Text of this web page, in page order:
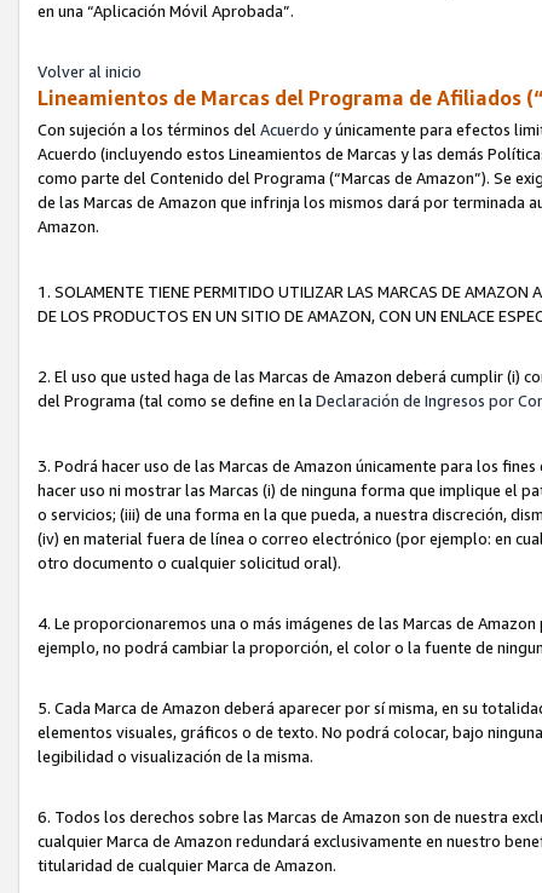
en una “Aplicación Móvil Aprobada”.
Volver al inicio
Lineamientos de Marcas del Programa de Afiliados
Con sujeción a los términos del Acuerdo y únicamente para efectos
Acuerdo (incluyendo estos Lineamientos de Marcas y las demás
como parte del Contenido del Programa (“Marcas de Amazon”). Se
de las Marcas de Amazon que infrinja los mismos dará por terminada
Amazon.
1. SOLAMENTE TIENE PERMITIDO UTILIZAR LAS MARCAS DE
DE LOS PRODUCTOS EN UN SITIO DE AMAZON, CON UN ENLACE
2. El uso que usted haga de las Marcas de Amazon deberá cumplir (i)
del Programa (tal como se define en la Declaración de Ingresos por
3. Podrá hacer uso de las Marcas de Amazon únicamente para los
hacer uso ni mostrar las Marcas (i) de ninguna forma que implique el
o servicios; (iii) de una forma en la que pueda, a nuestra discreción,
(iv) en material fuera de línea o correo electrónico (por ejemplo: en
otro documento o cualquier solicitud oral).
4. Le proporcionaremos una o más imágenes de las Marcas de
ejemplo, no podrá cambiar la proporción, el color o la fuente de
5. Cada Marca de Amazon deberá aparecer por sí misma, en su
elementos visuales, gráficos o de texto. No podrá colocar, bajo
legibilidad o visualización de la misma.
6. Todos los derechos sobre las Marcas de Amazon son de nuestra
cualquier Marca de Amazon redundará exclusivamente en nuestro
titularidad de cualquier Marca de Amazon.